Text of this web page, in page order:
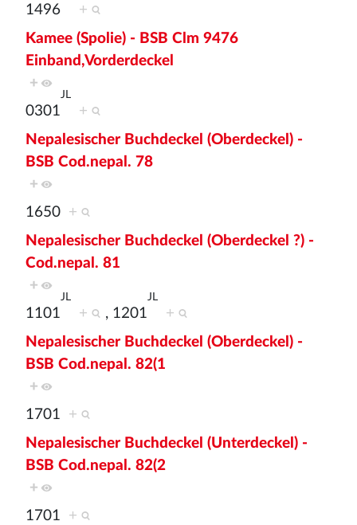
1496
+
Kamee (Spolie) - BSB Clm 9476
Einband,Vorderdeckel
+
0301
JL
+
Nepalesischer Buchdeckel (Oberdeckel) -
BSB Cod.nepal. 78
+
1650 +
Nepalesischer Buchdeckel (Oberdeckel ?) -
Cod.nepal. 81
+
1101
JL
+ , 1201
JL
+
Nepalesischer Buchdeckel (Oberdeckel) -
BSB Cod.nepal. 82(1
+
1701 +
Nepalesischer Buchdeckel (Unterdeckel) -
BSB Cod.nepal. 82(2
+
1701 +